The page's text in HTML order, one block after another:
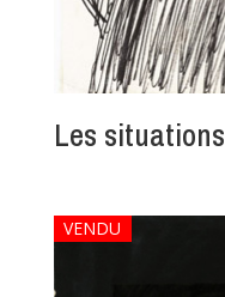
Les situations
VENDU